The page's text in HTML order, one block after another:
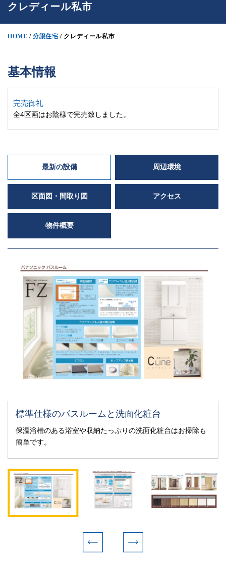
クレディール私市
HOME /分譲住宅 / クレディール私市
基本情報
完売御礼
全4区画はお陰様で完売致しました。
最新の設備 周辺環境
区面図・間取り図 アクセス
物件概要
標準仕様のバスルームと洗面化粧台
保温浴槽のある浴室や収納たっぷりの洗面化粧台はお掃除も
簡単です。